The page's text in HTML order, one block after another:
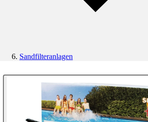
Sandfilteranlagen